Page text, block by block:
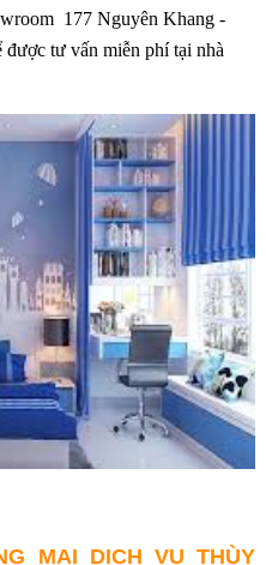
177 Nguyên Khang -
tư vấn miễn phí tại nhà
MẠI DICH VỤ THÙY